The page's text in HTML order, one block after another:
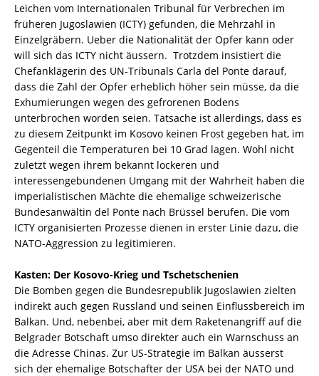
Leichen vom Internationalen Tribunal für Verbrechen im
früheren Jugoslawien (ICTY) gefunden, die Mehrzahl in
Einzelgräbern. Ueber die Nationalität der Opfer kann oder
will sich das ICTY nicht äussern. Trotzdem insistiert die
Chefanklägerin des UN-Tribunals Carla del Ponte darauf,
dass die Zahl der Opfer erheblich höher sein müsse, da die
Exhumierungen wegen des gefrorenen Bodens
unterbrochen worden seien. Tatsache ist allerdings, dass es
zu diesem Zeitpunkt im Kosovo keinen Frost gegeben hat, im
Gegenteil die Temperaturen bei 10 Grad lagen. Wohl nicht
zuletzt wegen ihrem bekannt lockeren und
interessengebundenen Umgang mit der Wahrheit haben die
imperialistischen Mächte die ehemalige schweizerische
Bundesanwältin del Ponte nach Brüssel berufen. Die vom
ICTY organisierten Prozesse dienen in erster Linie dazu, die
NATO-Aggression zu legitimieren.
Kasten: Der Kosovo-Krieg und Tschetschenien
Die Bomben gegen die Bundesrepublik Jugoslawien zielten
indirekt auch gegen Russland und seinen Einflussbereich im
Balkan. Und, nebenbei, aber mit dem Raketenangriff auf die
Belgrader Botschaft umso direkter auch ein Warnschuss an
die Adresse Chinas. Zur US-Strategie im Balkan äusserst
sich der ehemalige Botschafter der USA bei der NATO und